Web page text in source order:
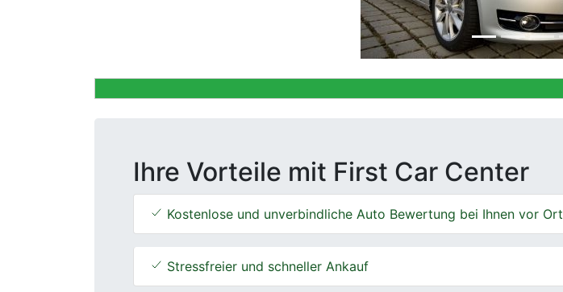
Ihre Vorteile mit First Car Center
Kostenlose und unverbindliche Auto Bewertung bei Ihnen vor Ort
Stressfreier und schneller Ankauf